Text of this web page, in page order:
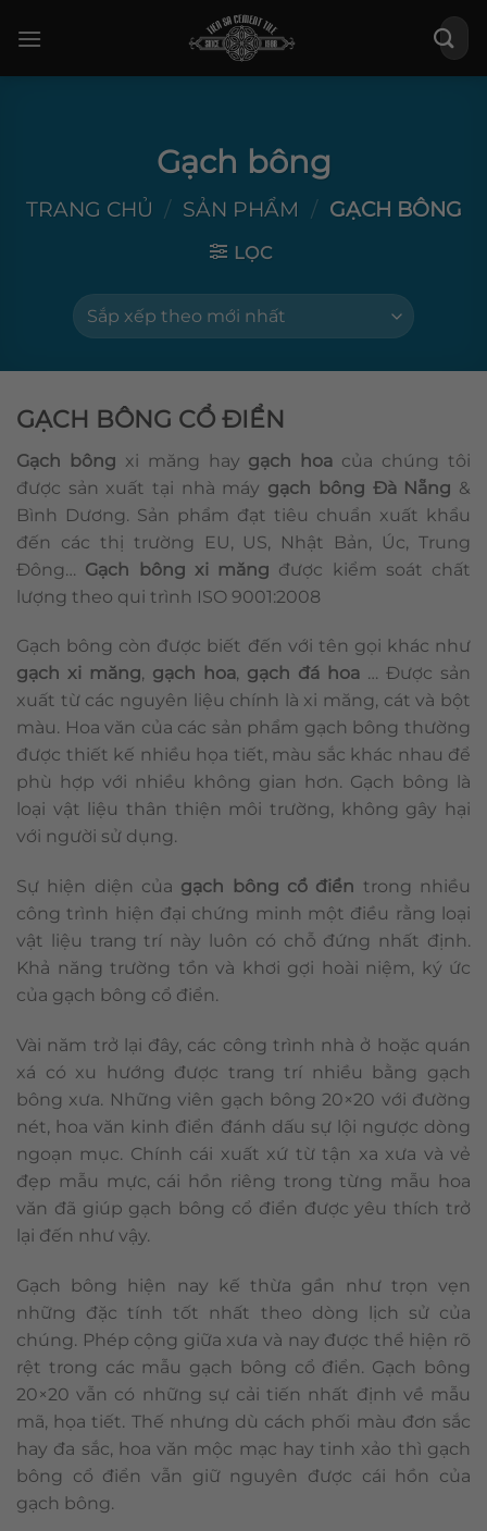
qua
Tìm
kiếm:
Gạch bông
TRANG CHỦ / SẢN PHẨM / GẠCH BÔNG
LỌC
GẠCH BÔNG CỔ ĐIỂN
Gạch bông xi măng hay gạch hoa của chúng tôi
được sản xuất tại nhà máy gạch bông Đà Nẵng &
Bình Dương. Sản phẩm đạt tiêu chuẩn xuất khẩu
đến các thị trường EU, US, Nhật Bản, Úc, Trung
Đông… Gạch bông xi măng được kiểm soát chất
lượng theo qui trình ISO 9001:2008
Gạch bông còn được biết đến với tên gọi khác như
gạch xi măng, gạch hoa, gạch đá hoa … Được sản
xuất từ các nguyên liệu chính là xi măng, cát và bột
màu. Hoa văn của các sản phẩm gạch bông thường
được thiết kế nhiều họa tiết, màu sắc khác nhau để
phù hợp với nhiều không gian hơn. Gạch bông là
loại vật liệu thân thiện môi trường, không gây hại
với người sử dụng.
Sự hiện diện của gạch bông cổ điển trong nhiều
công trình hiện đại chứng minh một điều rằng loại
vật liệu trang trí này luôn có chỗ đứng nhất định.
Khả năng trường tồn và khơi gợi hoài niệm, ký ức
của gạch bông cổ điển.
Vài năm trở lại đây, các công trình nhà ở hoặc quán
xá có xu hướng được trang trí nhiều bằng gạch
bông xưa. Những viên gạch bông 20×20 với đường
nét, hoa văn kinh điển đánh dấu sự lội ngược dòng
ngoạn mục. Chính cái xuất xứ từ tận xa xưa và vẻ
đẹp mẫu mực, cái hồn riêng trong từng mẫu hoa
văn đã giúp gạch bông cổ điển được yêu thích trở
lại đến như vậy.
Gạch bông hiện nay kế thừa gần như trọn vẹn
những đặc tính tốt nhất theo dòng lịch sử của
chúng. Phép cộng giữa xưa và nay được thể hiện rõ
rệt trong các mẫu gạch bông cổ điển. Gạch bông
20×20 vẫn có những sự cải tiến nhất định về mẫu
mã, họa tiết. Thế nhưng dù cách phối màu đơn sắc
hay đa sắc, hoa văn mộc mạc hay tinh xảo thì gạch
bông cổ điển vẫn giữ nguyên được cái hồn của
gạch bông.